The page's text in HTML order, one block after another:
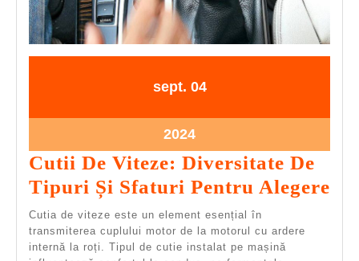
Mașină
Cu
Cutie
De
Automată
sept.04.09.2024
0404.09.2024
202404.09.2024
Cutii De Viteze: Diversitate De
Tipuri Și Sfaturi Pentru Alegere
Cutia de viteze este un element esențial în
transmiterea cuplului motor de la motorul cu ardere
internă la roți. Tipul de cutie instalat pe mașină